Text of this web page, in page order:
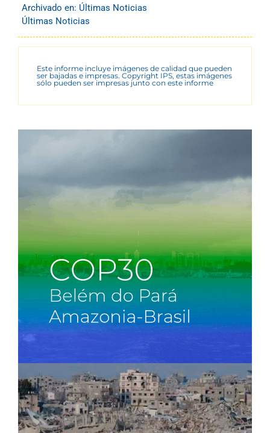
Archivado en: Últimas Noticias
Últimas Noticias
Este informe incluye imágenes de calidad que pueden
ser bajadas e impresas. Copyright IPS, estas imágenes
sólo pueden ser impresas junto con este informe